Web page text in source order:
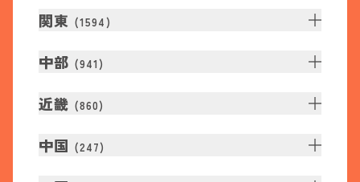
関東 (1594 )
中部 (941 )
近畿 (860)
中国 (247)